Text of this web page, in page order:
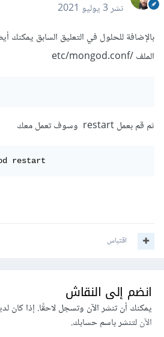
نشر3 يوليو 2021
بالإضافة للحلول في التعليق السابق يمكنك
الملف /etc/mongod.conf
ثم قم بعمل restart وسوف تعمل معك
restart
اقتباس
انضم إلى النقاش
يمكنك أن تنشر الآن وتسجل لاحقًا. إذا كان
الآنلتنشر باسم حسابك.